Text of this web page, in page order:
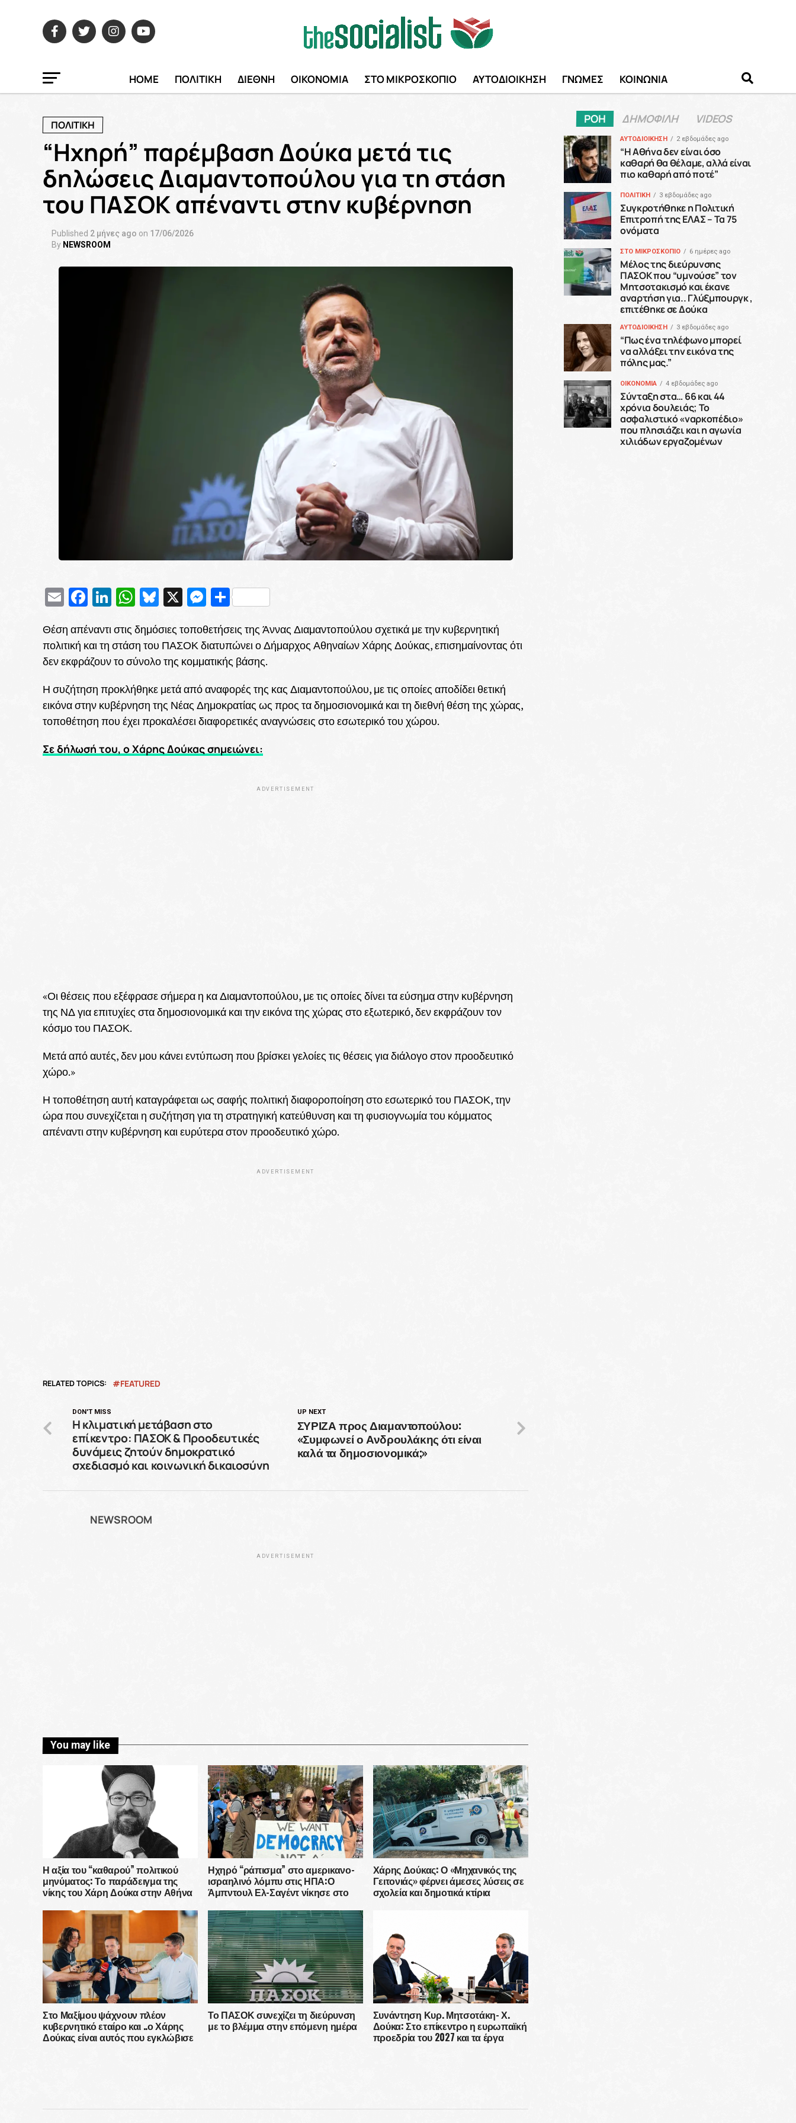
HOME ΠΟΛΙΤΙΚΗ ΔΙΕΘΝΗ ΟΙΚΟΝΟΜΙΑ ΣΤΟ ΜΙΚΡΟΣΚΟΠΙΟ ΑΥΤΟΔΙΟΙΚΗΣΗ ΓΝΩΜΕΣ ΚΟΙΝΩΝΙΑ
ΠΟΛΙΤΙΚΗ
“Ηχηρή” παρέμβαση Δούκα μετά τις
δηλώσεις Διαμαντοπούλου για τη στάση
του ΠΑΣΟΚ απέναντι στην κυβέρνηση
Published 2 μήνες ago on 17/06/2026
By NEWSROOM
EmailFacebook
LinkedIn
WhatsApp
Bluesky
X Messenger
Μοιραστείτε
Θέση απέναντι στις δημόσιες τοποθετήσεις της Άννας Διαμαντοπούλου σχετικά με την κυβερνητική
πολιτική και τη στάση του ΠΑΣΟΚ διατυπώνει ο Δήμαρχος Αθηναίων Χάρης Δούκας, επισημαίνοντας ότι
δεν εκφράζουν το σύνολο της κομματικής βάσης.
Η συζήτηση προκλήθηκε μετά από αναφορές της κας Διαμαντοπούλου, με τις οποίες αποδίδει θετική
εικόνα στην κυβέρνηση της Νέας Δημοκρατίας ως προς τα δημοσιονομικά και τη διεθνή θέση της χώρας,
τοποθέτηση που έχει προκαλέσει διαφορετικές αναγνώσεις στο εσωτερικό του χώρου.
Σε δήλωσή του, ο Χάρης Δούκας σημειώνει:
ADVERTISEMENT
«Οι θέσεις που εξέφρασε σήμερα η κα Διαμαντοπούλου, με τις οποίες δίνει τα εύσημα στην κυβέρνηση
της ΝΔ για επιτυχίες στα δημοσιονομικά και την εικόνα της χώρας στο εξωτερικό, δεν εκφράζουν τον
κόσμο του ΠΑΣΟΚ.
Μετά από αυτές, δεν μου κάνει εντύπωση που βρίσκει γελοίες τις θέσεις για διάλογο στον προοδευτικό
χώρο.»
Η τοποθέτηση αυτή καταγράφεται ως σαφής πολιτική διαφοροποίηση στο εσωτερικό του ΠΑΣΟΚ, την
ώρα που συνεχίζεται η συζήτηση για τη στρατηγική κατεύθυνση και τη φυσιογνωμία του κόμματος
απέναντι στην κυβέρνηση και ευρύτερα στον προοδευτικό χώρο.
ADVERTISEMENT
RELATED TOPICS: FEATURED
UP NEXT
ΣΥΡΙΖΑ προς Διαμαντοπούλου:
«Συμφωνεί ο Ανδρουλάκης ότι είναι
καλά τα δημοσιονομικά;»
DON'T MISS
Η κλιματική μετάβαση στο
επίκεντρο: ΠΑΣΟΚ & Προοδευτικές
δυνάμεις ζητούν δημοκρατικό
σχεδιασμό και κοινωνική δικαιοσύνη
NEWSROOM
ADVERTISEMENT
You may like
Η αξία του “καθαρού” πολιτικού
μηνύματος: Το παράδειγμα της
νίκης του Χάρη Δούκα στην Αθήνα
Ηχηρό “ράπισμα” στο αμερικανο-
ισραηλινό λόμπυ στις ΗΠΑ:Ο
Άμπντουλ Ελ-Σαγέντ νίκησε στο
εκστρατεία δεκάδων εκατομμυρίων
δολαρίων
Χάρης Δούκας: Ο «Μηχανικός της
Γειτονιάς» φέρνει άμεσες λύσεις σε
σχολεία και δημοτικά κτίρια
Στο Μαξίμου ψάχνουν πλέον
κυβερνητικό εταίρο και ..ο Χάρης
Δούκας είναι αυτός που εγκλώβισε
Το ΠΑΣΟΚ συνεχίζει τη διεύρυνση
με το βλέμμα στην επόμενη ημέρα
Συνάντηση Κυρ. Μητσοτάκη- Χ.
Δούκα: Στο επίκεντρο η ευρωπαϊκή
προεδρία του 2027 και τα έργα
ΡΟΗ ΔΗΜΟΦΙΛΗ VIDEOS
ΑΥΤΟΔΙΟΙΚΗΣΗ 2 εβδομάδες ago
“H Αθήνα δεν είναι όσο
καθαρή θα θέλαμε, αλλά είναι
πιο καθαρή από ποτέ”
ΠΟΛΙΤΙΚΗ 3 εβδομάδες ago
Συγκροτήθηκε η Πολιτική
Επιτροπή της ΕΛΑΣ – Τα 75
ονόματα
ΣΤΟ ΜΙΚΡΟΣΚΟΠΙΟ 6 ημέρες ago
Μέλος της διεύρυνσης
ΠΑΣΟΚ που “υμνούσε” τον
Μητσοτακισμό και έκανε
αναρτήση για.. Γλύξμπουργκ ,
επιτέθηκε σε Δούκα
ΑΥΤΟΔΙΟΙΚΗΣΗ 3 εβδομάδες ago
“Πως ένα τηλέφωνο μπορεί
να αλλάξει την εικόνα της
πόλης μας.”
ΟΙΚΟΝΟΜΙΑ 4 εβδομάδες ago
Σύνταξη στα… 66 και 44
χρόνια δουλειάς; Το
ασφαλιστικό «ναρκοπέδιο»
που πλησιάζει και η αγωνία
χιλιάδων εργαζομένων